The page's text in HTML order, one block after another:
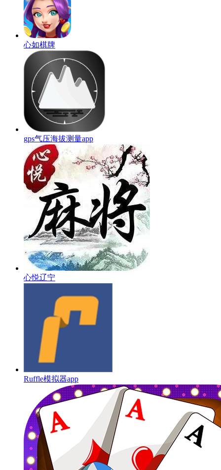
心如棋牌
gps气压海拔测量app
心悦辽宁
Ruffle模拟器app